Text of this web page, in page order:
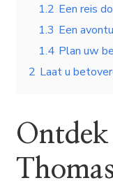
1.2 Een reis
1.3 Een
1.4 Plan uw
2 Laat u
Ontdek